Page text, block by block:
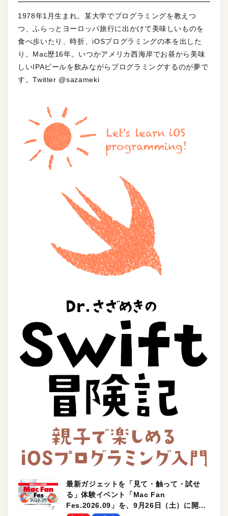
1978年1月生まれ。某大学でプログラミングを教えつ
つ、ふらっとヨーロッパ旅行に出かけて美味しいものを
食べ歩いたり、時折、iOSプログラミングの本を出した
り。Mac歴16年。いつかアメリカ西海岸でお昼から美味
しいIPAビールを飲みながらプログラミングするのが夢で
す。Twitter @sazameki
最新ガジェットを「見て・触って・試せ
る」体験イベント「Mac Fan
Fes.2026.09」を、9月26日（土）に開催